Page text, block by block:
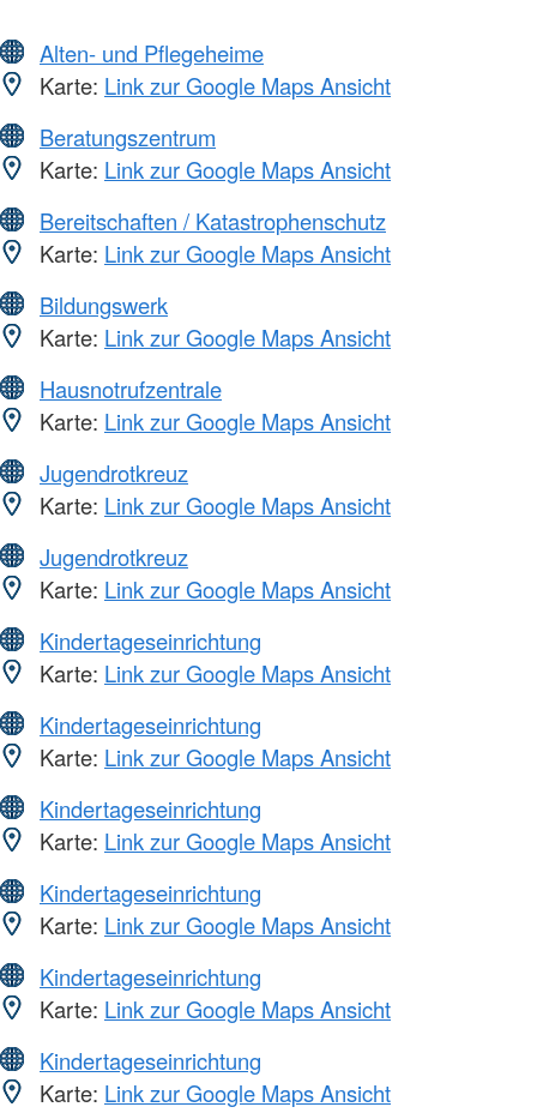
Alten- und Pflegeheime
Karte: Link zur Google Maps Ansicht
Beratungszentrum
Karte: Link zur Google Maps Ansicht
Bereitschaften / Katastrophenschutz
Karte: Link zur Google Maps Ansicht
Bildungswerk
Karte: Link zur Google Maps Ansicht
Hausnotrufzentrale
Karte: Link zur Google Maps Ansicht
Jugendrotkreuz
Karte: Link zur Google Maps Ansicht
Jugendrotkreuz
Karte: Link zur Google Maps Ansicht
Kindertageseinrichtung
Karte: Link zur Google Maps Ansicht
Kindertageseinrichtung
Karte: Link zur Google Maps Ansicht
Kindertageseinrichtung
Karte: Link zur Google Maps Ansicht
Kindertageseinrichtung
Karte: Link zur Google Maps Ansicht
Kindertageseinrichtung
Karte: Link zur Google Maps Ansicht
Kindertageseinrichtung
Karte: Link zur Google Maps Ansicht